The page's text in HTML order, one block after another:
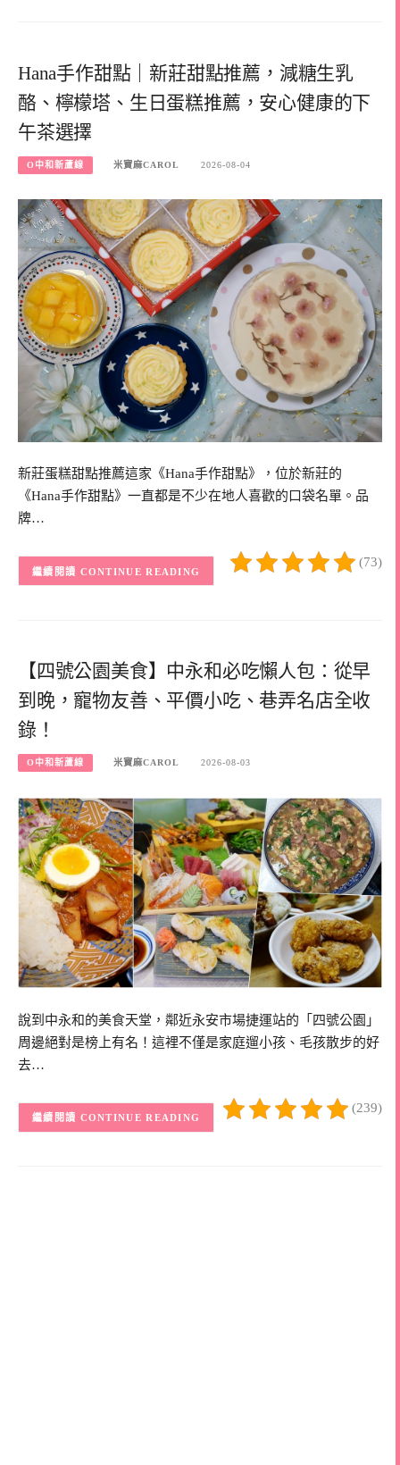
Hana手作甜點｜新莊甜點推薦，減糖生乳
酪、檸檬塔、生日蛋糕推薦，安心健康的下
午茶選擇
O中和新蘆線 米寶麻CAROL 2026-08-04
新莊蛋糕甜點推薦這家《Hana手作甜點》，位於新莊的
《Hana手作甜點》一直都是不少在地人喜歡的口袋名單。品
牌…
(73)
CONTINUE READING
【四號公園美食】中永和必吃懶人包：從早
到晚，寵物友善、平價小吃、巷弄名店全收
錄！
O中和新蘆線 米寶麻CAROL 2026-08-03
說到中永和的美食天堂，鄰近永安市場捷運站的「四號公園」
周邊絕對是榜上有名！這裡不僅是家庭遛小孩、毛孩散步的好
去…
(239)
CONTINUE READING